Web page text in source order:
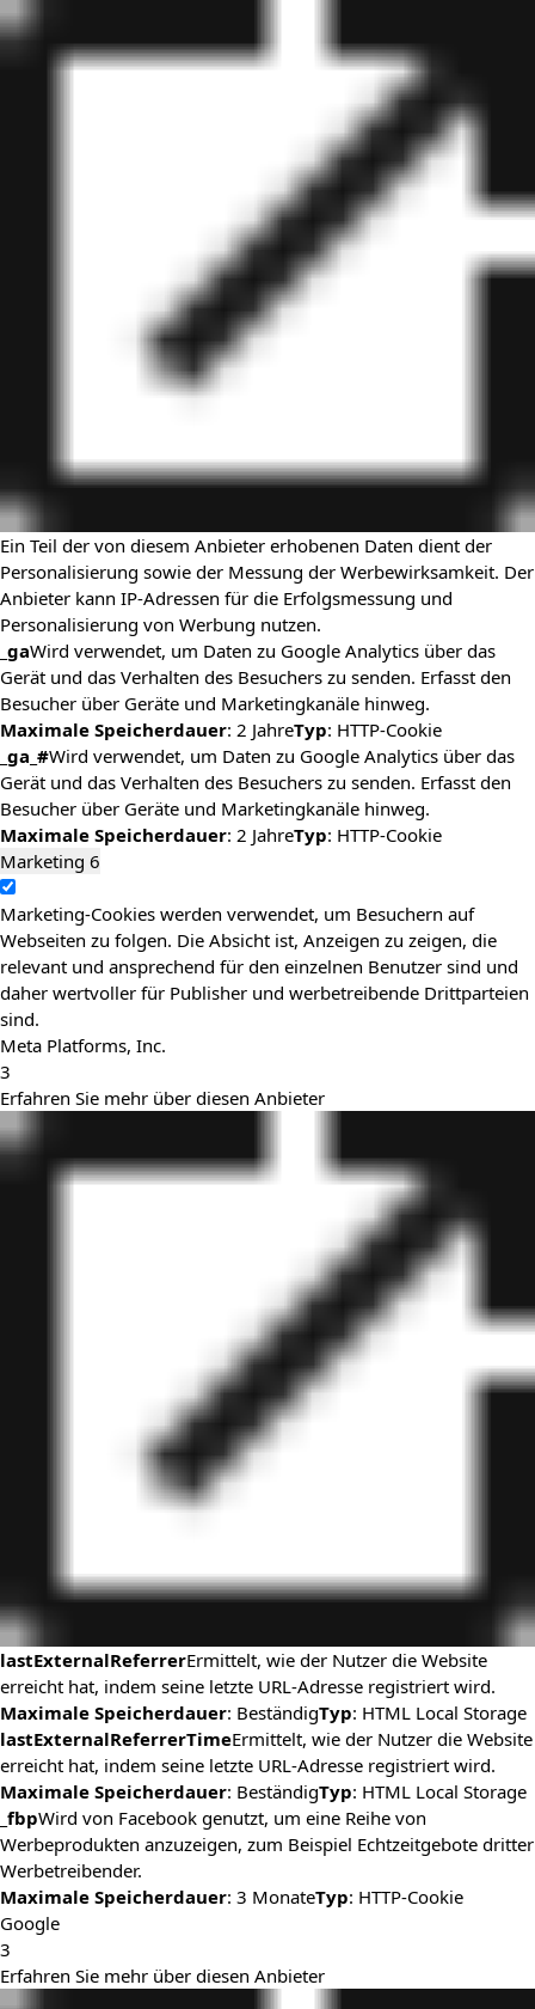
Ein Teil der von diesem Anbieter erhobenen Daten dient der
Personalisierung sowie der Messung der Werbewirksamkeit. Der
Anbieter kann IP-Adressen für die Erfolgsmessung und
Personalisierung von Werbung nutzen.
_gaWird verwendet, um Daten zu Google Analytics über das
Gerät und das Verhalten des Besuchers zu senden. Erfasst den
Besucher über Geräte und Marketingkanäle hinweg.
Maximale Speicherdauer: 2 JahreTyp: HTTP-Cookie
_ga_#Wird verwendet, um Daten zu Google Analytics über das
Gerät und das Verhalten des Besuchers zu senden. Erfasst den
Besucher über Geräte und Marketingkanäle hinweg.
Maximale Speicherdauer: 2 JahreTyp: HTTP-Cookie
Marketing 6
Marketing-Cookies werden verwendet, um Besuchern auf
Webseiten zu folgen. Die Absicht ist, Anzeigen zu zeigen, die
relevant und ansprechend für den einzelnen Benutzer sind und
daher wertvoller für Publisher und werbetreibende Drittparteien
sind.
Meta Platforms, Inc.
3
Erfahren Sie mehr über diesen Anbieter
lastExternalReferrerErmittelt, wie der Nutzer die Website
erreicht hat, indem seine letzte URL-Adresse registriert wird.
Maximale Speicherdauer: BeständigTyp: HTML Local Storage
lastExternalReferrerTimeErmittelt, wie der Nutzer die Website
erreicht hat, indem seine letzte URL-Adresse registriert wird.
Maximale Speicherdauer: BeständigTyp: HTML Local Storage
_fbpWird von Facebook genutzt, um eine Reihe von
Werbeprodukten anzuzeigen, zum Beispiel Echtzeitgebote dritter
Werbetreibender.
Maximale Speicherdauer: 3 MonateTyp: HTTP-Cookie
Google
3
Erfahren Sie mehr über diesen Anbieter